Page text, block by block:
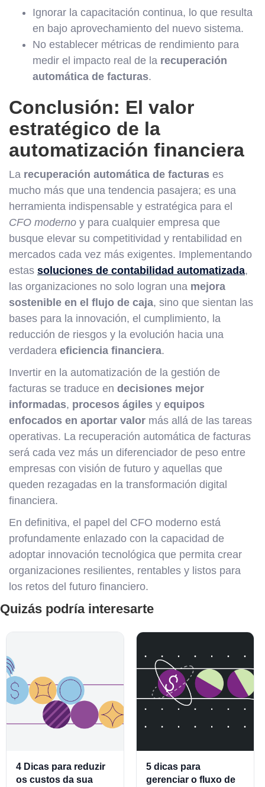
Ignorar la capacitación continua, lo que resulta
en bajo aprovechamiento del nuevo sistema.
No establecer métricas de rendimiento para
medir el impacto real de la recuperación
automática de facturas.
Conclusión: El valor
estratégico de la
automatización financiera
La recuperación automática de facturas es
mucho más que una tendencia pasajera; es una
herramienta indispensable y estratégica para el
CFO moderno y para cualquier empresa que
busque elevar su competitividad y rentabilidad en
mercados cada vez más exigentes. Implementando
estas soluciones de contabilidad automatizada,
las organizaciones no solo logran una mejora
sostenible en el flujo de caja, sino que sientan las
bases para la innovación, el cumplimiento, la
reducción de riesgos y la evolución hacia una
verdadera eficiencia financiera.
Invertir en la automatización de la gestión de
facturas se traduce en decisiones mejor
informadas, procesos ágiles y equipos
enfocados en aportar valor más allá de las tareas
operativas. La recuperación automática de facturas
será cada vez más un diferenciador de peso entre
empresas con visión de futuro y aquellas que
queden rezagadas en la transformación digital
financiera.
En definitiva, el papel del CFO moderno está
profundamente enlazado con la capacidad de
adoptar innovación tecnológica que permita crear
organizaciones resilientes, rentables y listos para
los retos del futuro financiero.
Quizás podría interesarte
4 Dicas para reduzir
os custos da sua
5 dicas para
gerenciar o fluxo de